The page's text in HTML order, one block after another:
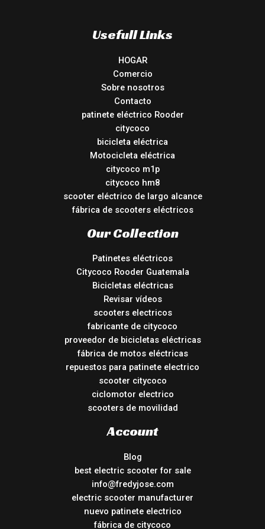
Usefull Links
HOGAR
Comercio
Sobre nosotros
Contacto
patinete eléctrico Rooder
citycoco
bicicleta eléctrica
Motocicleta eléctrica
citycoco m1p
citycoco hm8
scooter eléctrico de largo alcance
fábrica de scooters eléctricos
Our Collection
Patinetes eléctricos
Citycoco Rooder Guatemala
Bicicletas eléctricas
Revisar vídeos
scooters electricos
fabricante de citycoco
proveedor de bicicletas eléctricas
fábrica de motos eléctricas
repuestos para patinete electrico
scooter citycoco
ciclomotor electrico
scooters de movilidad
Account
Blog
best electric scooter for sale
info@fredyjose.com
electric scooter manufacturer
nuevo patinete electrico
fábrica de citycoco